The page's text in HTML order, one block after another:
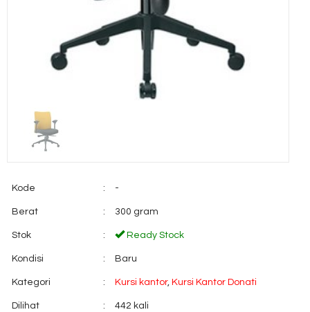
Kode : -
Berat : 300 gram
Stok : Ready Stock
Kondisi : Baru
Kategori : Kursi kantor, Kursi Kantor Donati
Dilihat : 442 kali